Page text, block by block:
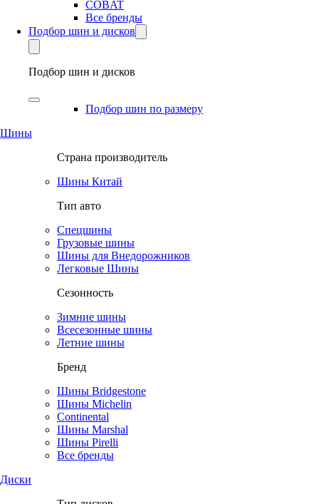
COBAT
Все бренды
Подбор шин и дисков
Подбор шин и дисков
Подбор шин по размеру
Шины
Страна производитель
Шины Китай
Тип авто
Спецшины
Грузовые шины
Шины для Внедорожников
Легковые Шины
Сезонность
Зимние шины
Всесезонные шины
Летние шины
Бренд
Шины Bridgestone
Шины Michelin
Continental
Шины Marshal
Шины Pirelli
Все бренды
Диски